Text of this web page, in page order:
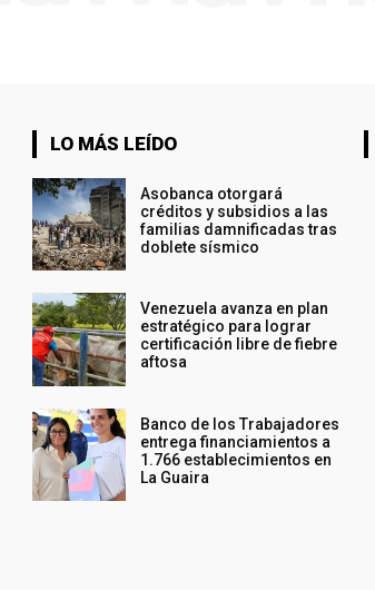
LO MÁS LEÍDO
Asobanca otorgará
créditos y subsidios a las
familias damnificadas tras
doblete sísmico
Venezuela avanza en plan
estratégico para lograr
certificación libre de fiebre
aftosa
Banco de los Trabajadores
entrega financiamientos a
1.766 establecimientos en
La Guaira